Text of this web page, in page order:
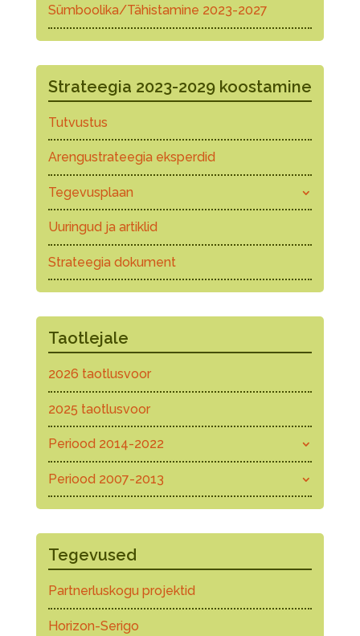
Sümboolika/Tähistamine 2023-2027
Strateegia 2023-2029 koostamine
Tutvustus
Arengustrateegia eksperdid
Tegevusplaan
Uuringud ja artiklid
Strateegia dokument
Taotlejale
2026 taotlusvoor
2025 taotlusvoor
Periood 2014-2022
Periood 2007-2013
Tegevused
Partnerluskogu projektid
Horizon-Serigo